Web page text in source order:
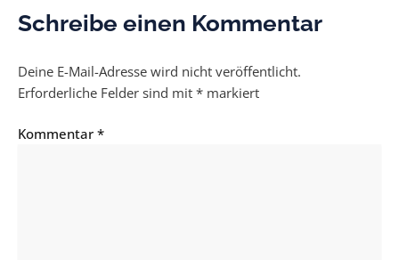
Schreibe einen Kommentar
Deine E-Mail-Adresse wird nicht veröffentlicht.
Erforderliche Felder sind mit * markiert
Kommentar *